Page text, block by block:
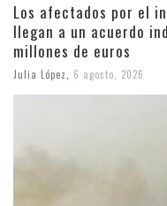
Los afectados por el
llegan a un acuerdo
millones de euros
Julia López, 6 agosto, 2026